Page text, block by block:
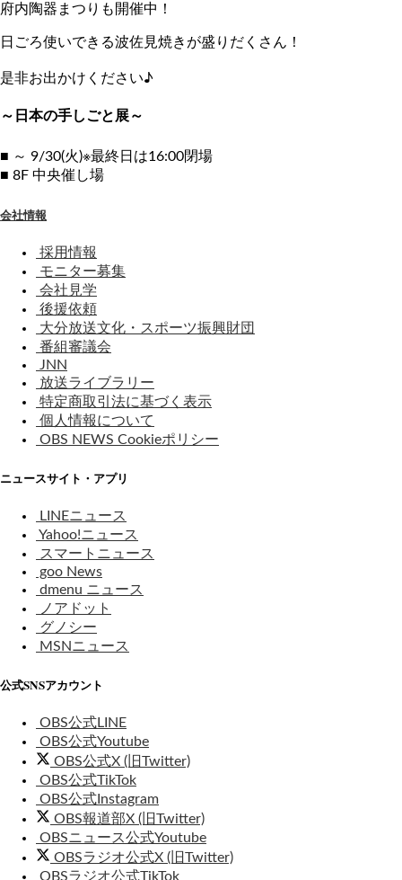
府内陶器まつりも開催中！
日ごろ使いできる波佐見焼きが盛りだくさん！
是非お出かけください♪
～日本の手しごと展～
■ ～ 9/30(火)※最終日は16:00閉場
■ 8F 中央催し場
会社情報
採用情報
モニター募集
会社見学
後援依頼
大分放送文化・スポーツ振興財団
番組審議会
JNN
放送ライブラリー
特定商取引法に基づく表示
個人情報について
OBS NEWS Cookieポリシー
ニュースサイト・アプリ
LINEニュース
Yahoo!ニュース
スマートニュース
goo News
dmenu ニュース
ノアドット
グノシー
MSNニュース
公式SNSアカウント
OBS公式LINE
OBS公式Youtube
OBS公式X (旧Twitter)
OBS公式TikTok
OBS公式Instagram
OBS報道部X (旧Twitter)
OBSニュース公式Youtube
OBSラジオ公式X (旧Twitter)
OBSラジオ公式TikTok